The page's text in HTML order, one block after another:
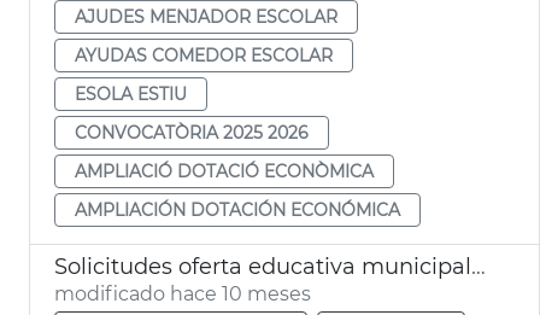
AJUDES MENJADOR ESCOLAR
AYUDAS COMEDOR ESCOLAR
ESOLA ESTIU
CONVOCATÒRIA 2025 2026
AMPLIACIÓ DOTACIÓ ECONÒMICA
AMPLIACIÓN DOTACIÓN ECONÓMICA
Solicitudes oferta educativa municipal 2025-26
modificado hace 10 meses